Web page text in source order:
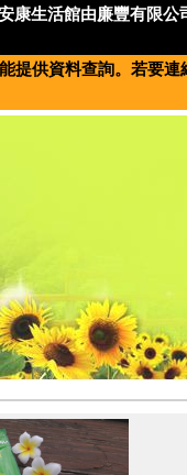
康生活館由廉豐有限公
提供資料查詢。若要